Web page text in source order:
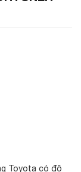
Toyota có độ